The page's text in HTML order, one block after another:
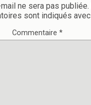
ne sera pas publiée.
sont indiqués avec
Commentaire *